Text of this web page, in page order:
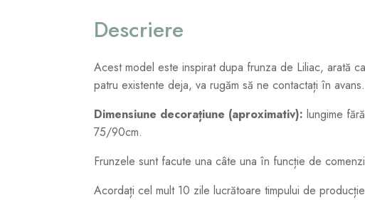
Descriere
Acest model este inspirat dupa frunza de Liliac, arată
patru existente deja, va rugăm să ne contactați în avans.
Dimensiune decorațiune (aproximativ): lungime
75/90cm.
Frunzele sunt facute una câte una în funcție de
Acordați cel mult 10 zile lucrătoare timpului de